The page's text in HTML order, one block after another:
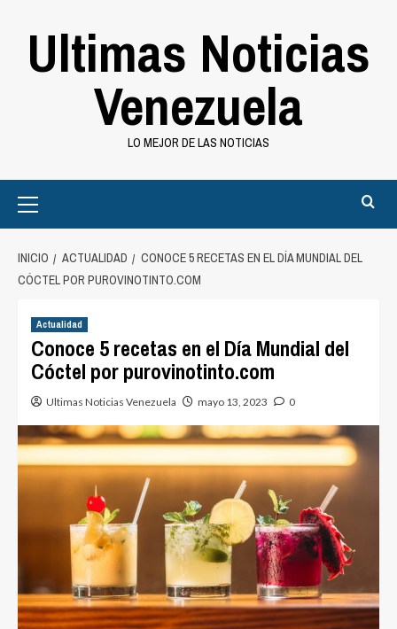
Ultimas Noticias
Venezuela
LO MEJOR DE LAS NOTICIAS
Menu
INICIO ACTUALIDAD
CONOCE 5 RECETAS EN EL DÍA MUNDIAL DEL
CÓCTEL POR PUROVINOTINTO.COM
Actualidad
Conoce 5 recetas en el Día Mundial del
Cóctel por purovinotinto.com
Ultimas Noticias Venezuela mayo 13, 2023 0